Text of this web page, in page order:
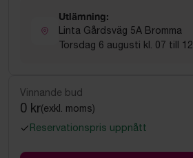
Utlämning:
Linta Gårdsväg 5A Bromma
Torsdag 6 augusti kl. 07 till 12
Vinnande bud
0 kr(exkl. moms)
Reservationspris uppnått